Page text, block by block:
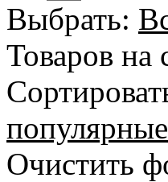
Выбрать:
Товаров на
популярные
Очистить